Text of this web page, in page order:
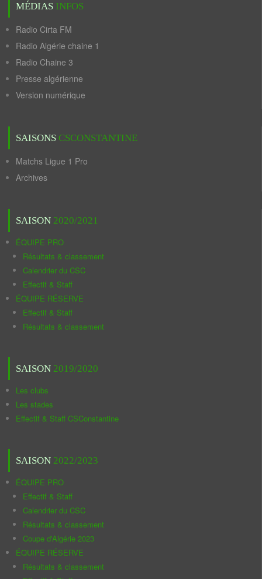
MÉDIAS INFOS
Radio Cirta FM
Radio Algérie chaine 1
Radio Chaine 3
Presse algérienne
Version numérique
SAISONS CSCONSTANTINE
Matchs Ligue 1 Pro
Archives
SAISON 2020/2021
ÉQUIPE PRO
Résultats & classement
Calendrier du CSC
Effectif & Staff
ÉQUIPE RÉSERVE
Effectif & Staff
Résultats & classement
SAISON 2019/2020
Les clubs
Les stades
Effectif & Staff CSConstantine
SAISON 2022/2023
ÉQUIPE PRO
Effectif & Staff
Calendrier du CSC
Résultats & classement
Coupe d'Algérie 2023
ÉQUIPE RÉSERVE
Résultats & classement